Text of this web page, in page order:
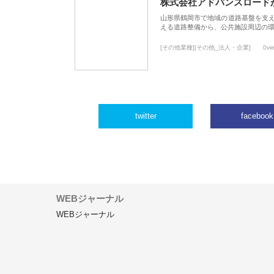
株式会社アドバンスロー
山形県鶴岡市で地域の道路基盤を支
える道路整備から、公共施設周辺の
[その他業種][その他_法人・企業]
twitter facebook
WEBジャーナル
WEBジャーナル